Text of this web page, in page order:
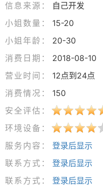
信息来源：
自己开发
小姐数量：
15-20
小姐年龄：
20-30
消费日期：
2018-08-10
营业时间：
12点到24点
消费情况：
150
安全评估：
环境设备：
服务内容：
登录后显示
联系方式：
登录后显示
联系方式：
登录后显示